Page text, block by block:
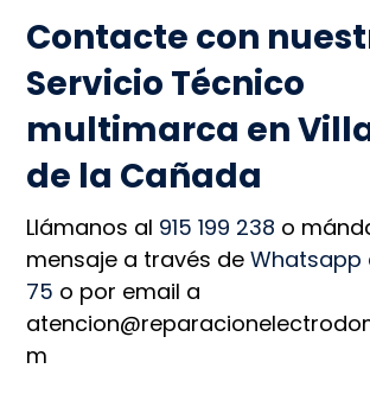
Contacte con
Servicio Técnico
multimarca en
de la Cañada
Llámanos al 915 199 238 o
mensaje a través deWhatsapp
75 o por email a
m